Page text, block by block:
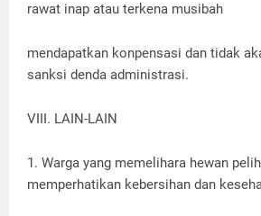
rawat inap atau terkena musibah
mendapatkan konpensasi dan tidak
sanksi denda administrasi.
VIII. LAIN-LAIN
1. Warga yang memelihara hewan
memperhatikan kebersihan dan